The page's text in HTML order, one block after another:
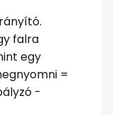
falra
egy
=
-